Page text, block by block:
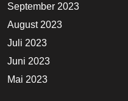
September 2023
August 2023
Juli 2023
Juni 2023
Mai 2023